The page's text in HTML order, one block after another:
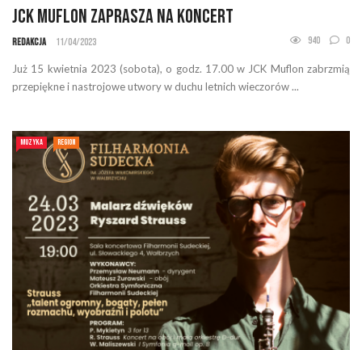
JCK Muflon zaprasza na koncert
Redakcja 11/04/2023 940 0
Już 15 kwietnia 2023 (sobota), o godz. 17.00 w JCK Muflon zabrzmią
przepiękne i nastrojowe utwory w duchu letnich wieczorów ...
MUZYKA REGION